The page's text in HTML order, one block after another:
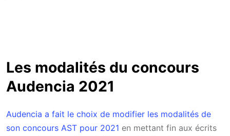
Les modalités du concours
Audencia 2021
Audencia a fait le choix de modifier les modalités de
son concours AST pour 2021 en mettant fin aux écrits